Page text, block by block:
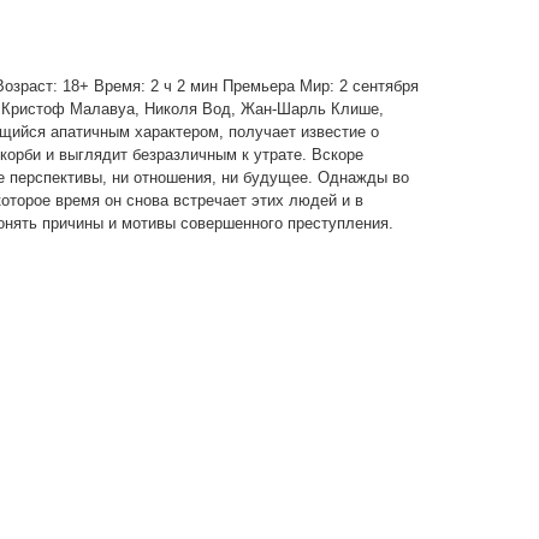
18+ Время: 2 ч 2 мин Премьера Мир: 2 сентября
Кристоф Малавуа, Николя Вод, Жан-Шарль Клише,
апатичным характером, получает известие о
и выглядит безразличным к утрате. Вскоре
перспективы, ни отношения, ни будущее. Однажды во
время он снова встречает этих людей и в
причины и мотивы совершенного преступления.